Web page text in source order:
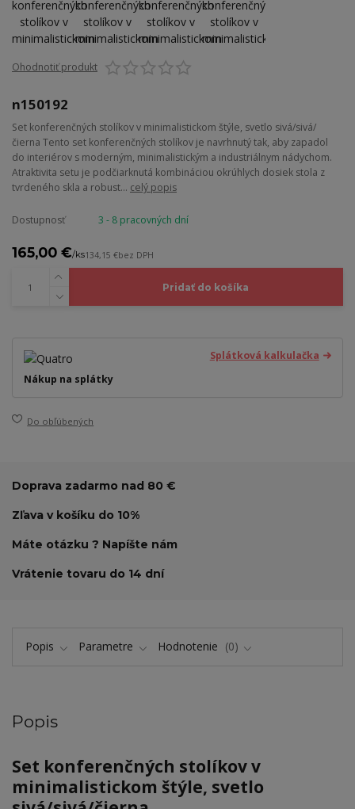
Ohodnotiť produkt
n150192
Set konferenčných stolíkov v minimalistickom štýle, svetlo sivá/sivá/
čierna Tento set konferenčných stolíkov je navrhnutý tak, aby zapadol
do interiérov s moderným, minimalistickým a industriálnym nádychom.
Atraktivita setu je podčiarknutá kombináciou okrúhlych dosiek stola z
tvrdeného skla a robust... celý popis
Dostupnosť 3 - 8 pracovných dní
165,00 €/ks134,15 €bez DPH
Pridať do košíka
Splátková kalkulačka
Nákup na splátky
Do obľúbených
Doprava zadarmo nad 80 €
Zľava v košíku do 10%
Máte otázku ? Napíšte nám
Vrátenie tovaru do 14 dní
Popis Parametre Hodnotenie 0
Popis
Set konferenčných stolíkov v
minimalistickom štýle, svetlo